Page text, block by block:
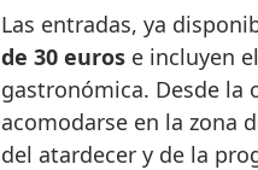
Las entradas, ya
de 30 euros e incluyen
gastronómica. Desde la
acomodarse en la zona
del atardecer y de la